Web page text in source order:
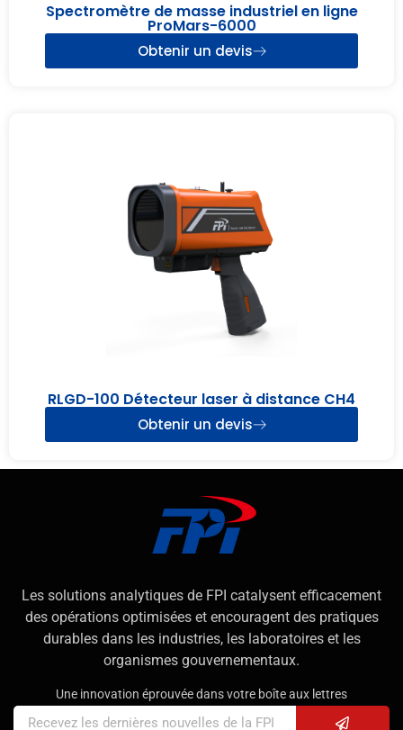
Spectromètre de masse industriel en ligne
ProMars-6000
Obtenir un devis
RLGD-100 Détecteur laser à distance CH4
Obtenir un devis
Les solutions analytiques de FPI catalysent efficacement
des opérations optimisées et encouragent des pratiques
durables dans les industries, les laboratoires et les
organismes gouvernementaux.
Une innovation éprouvée dans votre boîte aux lettres